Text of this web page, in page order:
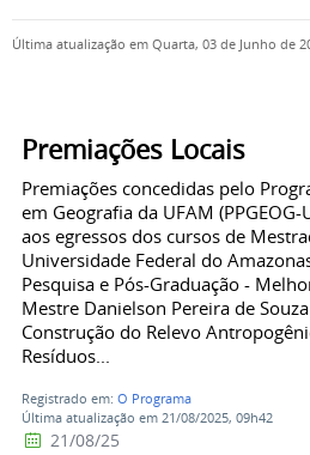
Última atualização em Quarta, 03 de Junho de
Premiações Locais
Premiações concedidas pelo
em Geografia da UFAM (PPGEOG-
aos egressos dos cursos de
Universidade Federal do
Pesquisa e Pós-Graduação -
Mestre Danielson Pereira de
Construção do Relevo
Resíduos...
Registrado em: O Programa
Última atualização em 21/08/2025, 09h42
21/08/25